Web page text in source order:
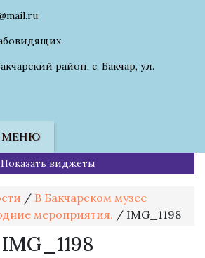
район, с. Бакчар, ул.
МЕНЮ
Показать виджеты
/ В Бакчарском музее
мероприятия. / IMG_1198
IMG_1198